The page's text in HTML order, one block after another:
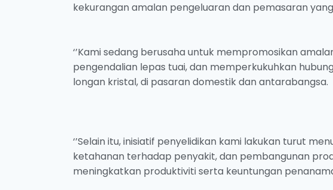
kekurangan amalan pengeluaran dan pemasaran
‘’Kami sedang berusaha untuk mempromosikan
pengendalian lepas tuai, dan memperkukuhkan
longan kristal, di pasaran domestik dan antarabangsa.
‘’Selain itu, inisiatif penyelidikan kami lakukan turut
ketahanan terhadap penyakit, dan pembangunan
meningkatkan produktiviti serta keuntungan